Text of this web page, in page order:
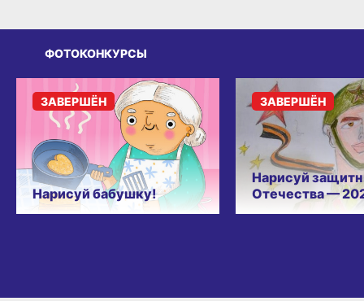
ФОТОКОНКУРСЫ
Нарисуй бабушку!
ЗАВЕРШЁН
Нарисуй
Отечества —
ЗАВЕРШЁН